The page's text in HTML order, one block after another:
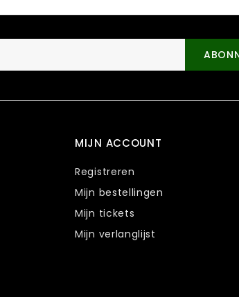
MIJN ACCOUNT
Registreren
Mijn bestellingen
Mijn tickets
Mijn verlanglijst